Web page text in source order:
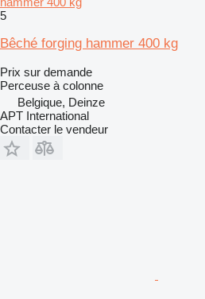
5
Bêché forging hammer 400 kg
Prix sur demande
Perceuse à colonne
Belgique, Deinze
APT International
Contacter le vendeur